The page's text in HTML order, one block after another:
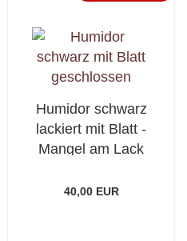
Humidor schwarz
lackiert mit Blatt -
Mangel am Lack
40,00 EUR